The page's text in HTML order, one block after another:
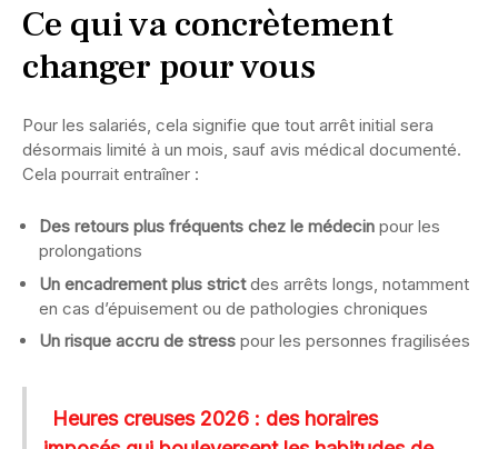
Ce qui va concrètement
changer pour vous
Pour les salariés, cela signifie que tout arrêt initial sera
désormais limité à un mois, sauf avis médical documenté.
Cela pourrait entraîner :
Des retours plus fréquents chez le médecin pour les
prolongations
Un encadrement plus strictdes arrêts longs, notamment
en cas d’épuisement ou de pathologies chroniques
Un risque accru de stress pour les personnes fragilisées
Heures creuses 2026 : des horaires